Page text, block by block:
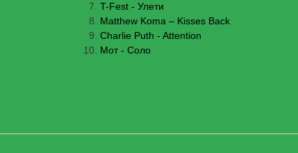
T-Fest - Улети
Matthew Koma – Kisses Back
Charlie Puth - Attention
Мот - Соло